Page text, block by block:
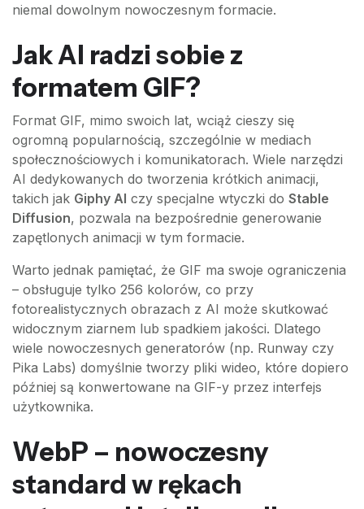
niemal dowolnym nowoczesnym formacie.
Jak AI radzi sobie z
formatem GIF?
Format GIF, mimo swoich lat, wciąż cieszy się
ogromną popularnością, szczególnie w mediach
społecznościowych i komunikatorach. Wiele narzędzi
AI dedykowanych do tworzenia krótkich animacji,
takich jak Giphy AI czy specjalne wtyczki do Stable
Diffusion, pozwala na bezpośrednie generowanie
zapętlonych animacji w tym formacie.
Warto jednak pamiętać, że GIF ma swoje ograniczenia
– obsługuje tylko 256 kolorów, co przy
fotorealistycznych obrazach z AI może skutkować
widocznym ziarnem lub spadkiem jakości. Dlatego
wiele nowoczesnych generatorów (np. Runway czy
Pika Labs) domyślnie tworzy pliki wideo, które dopiero
później są konwertowane na GIF-y przez interfejs
użytkownika.
WebP – nowoczesny
standard w rękach